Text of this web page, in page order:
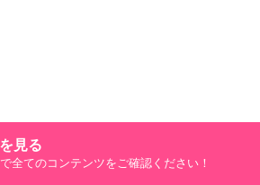
見る
全てのコンテンツをご確認ください！